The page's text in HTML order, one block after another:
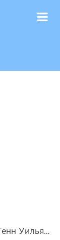
- Нулевой потенциал | 16436